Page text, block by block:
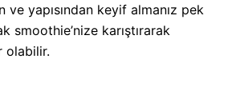
ve yapısından keyif almanız pek
smoothie’nize karıştırarak
olabilir.